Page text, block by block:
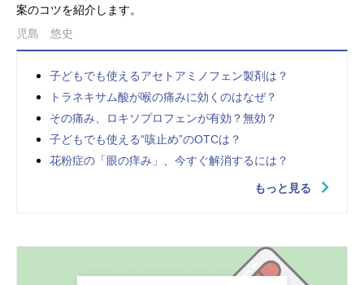
案のコツを紹介します。
児島 悠史
子どもでも使えるアセトアミノフェン製剤は？
トラネキサム酸が喉の痛みに効くのはなぜ？
その痛み、ロキソプロフェンが有効？無効？
子どもでも使える“咳止め”のOTCは？
花粉症の「眼の痒み」、今すぐ解消するには？
もっと見る